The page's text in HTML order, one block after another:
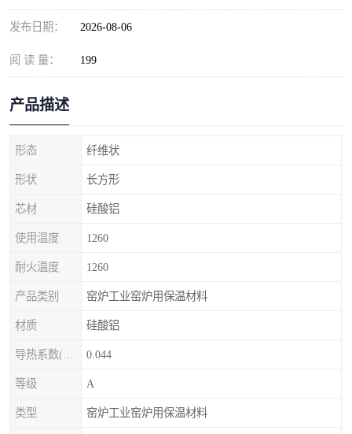
发布日期： 2026-08-06
阅 读 量： 199
产品描述
形态 纤维状
形状 长方形
芯材 硅酸铝
使用温度 1260
耐火温度 1260
产品类别 窑炉工业窑炉用保温材料
材质 硅酸铝
0.044
等级 A
类型 窑炉工业窑炉用保温材料